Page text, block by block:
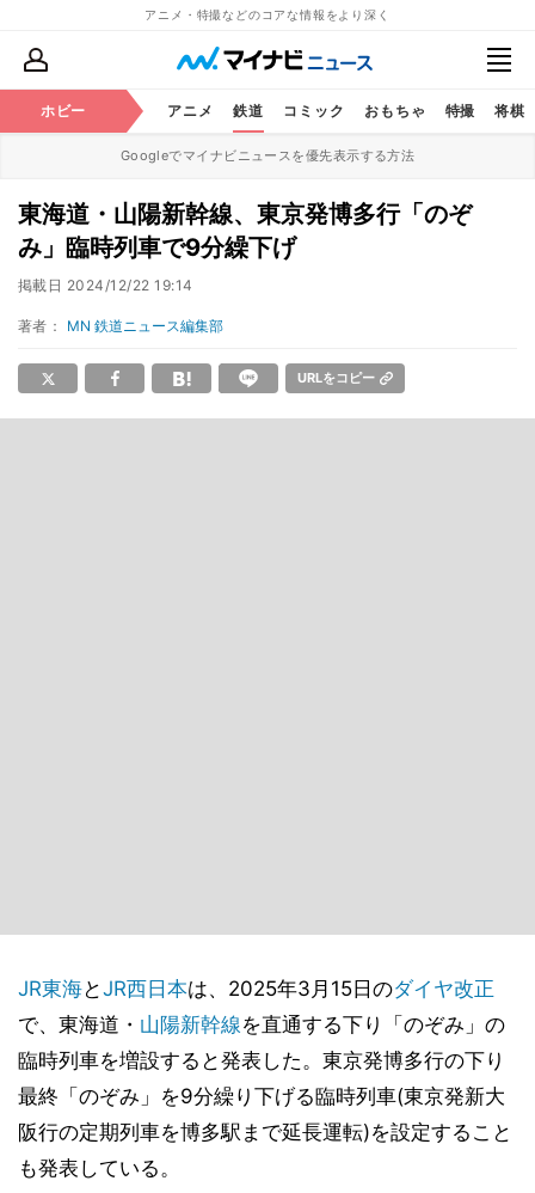
アニメ・特撮などのコアな情報をより深く
ホビー アニメ 鉄道 コミック おもちゃ 特撮 将棋
Googleでマイナビニュースを優先表示する方法
東海道・山陽新幹線、東京発博多行「のぞ
み」臨時列車で9分繰下げ
掲載日 2024/12/22 19:14
著者： MN 鉄道ニュース編集部
URLをコピー
JR東海とJR西日本は、2025年3月15日のダイヤ改正
で、東海道・ 山陽新幹線を直通する下り「のぞみ」の
臨時列車を増設すると発表した。東京発博多行の下り
最終「のぞみ」を9分繰り下げる臨時列車(東京発新大
阪行の定期列車を博多駅まで延長運転)を設定すること
も発表している。